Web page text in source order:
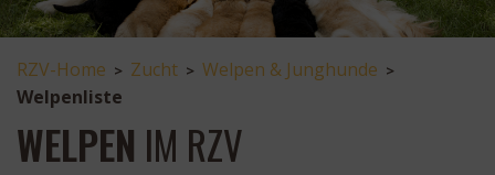
RZV-Home > Zucht > Welpen & Junghunde >
Welpenliste
WELPEN IM RZV